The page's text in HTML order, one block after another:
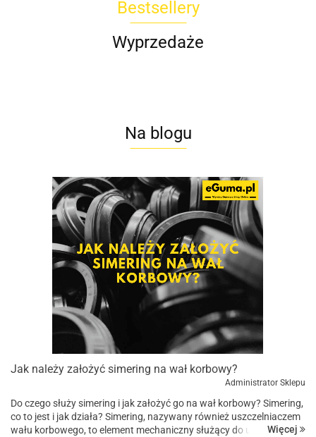
Bestsellery
Wyprzedaże
Na blogu
Jak należy założyć simering na wał korbowy?
Administrator Sklepu
Do czego służy simering i jak założyć go na wał korbowy? Simering,
co to jest i jak działa? Simering, nazywany również uszczelniaczem
wału korbowego, to element mechaniczny służący do uszczelnienia
Więcej